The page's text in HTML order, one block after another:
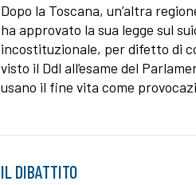
Dopo la Toscana, un’altra
ha approvato la sua legge sul
incostituzionale, per difetto di
visto il Ddl all’esame del
usano il fine vita come
IL DIBATTITO